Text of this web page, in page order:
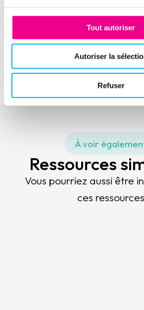
Tout autoriser
Autoriser la
Refuser
La dynamique entrepreneuriale
Eric Latreuille, Vice-
À voir
Ressources
Vous pourriez aussi être
ces ressources